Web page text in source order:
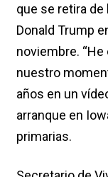
que se retira
Donald Trump
noviembre.
nuestro
años en un
arranque en
primarias.